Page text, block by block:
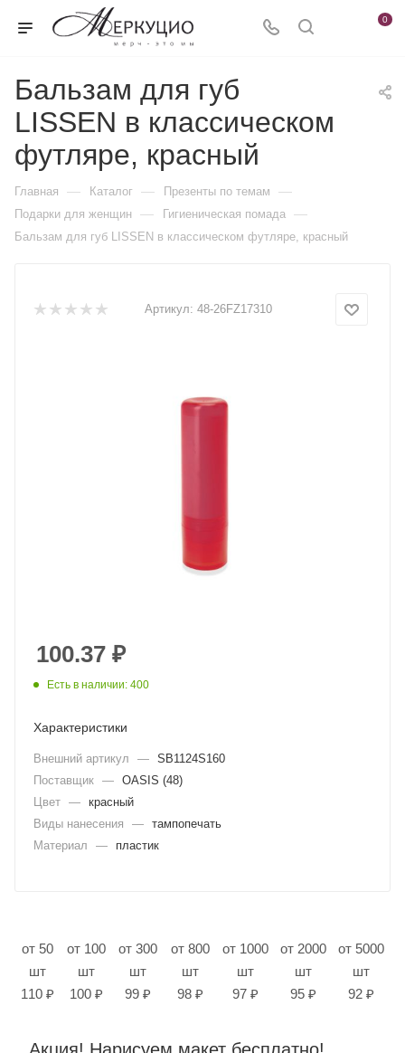
0
Бальзам для губ
LISSEN в классическом
футляре, красный
Главная — Каталог — Презенты по темам —
Подарки для женщин — Гигиеническая помада —
Бальзам для губ LISSEN в классическом футляре, красный
Артикул: 48-26FZ17310
100.37 ₽
Есть в наличии: 400
Характеристики
Внешний артикул — SB1124S160
Поставщик — OASIS (48)
Цвет — красный
Виды нанесения
— тампопечать
Материал
— пластик
от 50
шт
110 ₽
от 100
шт
100 ₽
от 300
шт
99 ₽
от 800
шт
98 ₽
от 1000
шт
97 ₽
от 2000
шт
95 ₽
от 5000
шт
92 ₽
Акция! Нарисуем макет бесплатно!